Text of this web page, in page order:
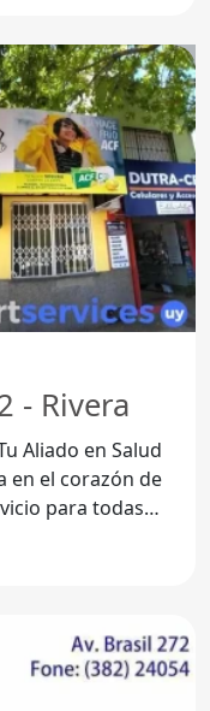
- Rivera
Aliado en Salud
en el corazón de
para todas